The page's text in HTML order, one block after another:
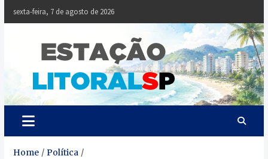
sexta-feira, 7 de agosto de 2026
Litoral
Notícias da
Baixada Santista
Home
Política